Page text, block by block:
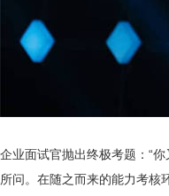
企业面试官抛出终极考题： “
所问。在随之而来的能力考核